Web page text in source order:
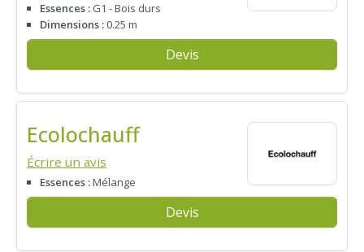
Essences : G1 - Bois durs
Dimensions : 0.25 m
Devis
Ecolochauff
Écrire un avis
Essences :Mélange
Devis